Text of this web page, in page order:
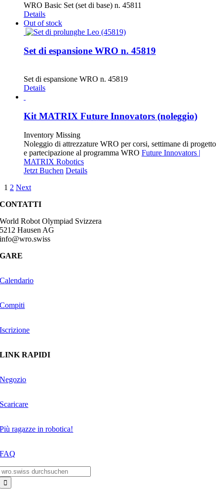
WRO Basic Set (set di base) n. 45811
Details
Out of stock
Set di espansione WRO n. 45819
Set di espansione WRO n. 45819
Details
Kit MATRIX Future Innovators (noleggio)
Inventory Missing
Noleggio di attrezzature WRO per corsi, settimane di progetto
e partecipazione al programma WRO Future Innovators |
MATRIX Robotics
Jetzt Buchen Details
1 2 Next
CONTATTI
World Robot Olympiad Svizzera
5212 Hausen AG
info@wro.swiss
GARE
Calendario
Compiti
Iscrizione
LINK RAPIDI
Negozio
Scaricare
Più ragazze in robotica!
FAQ